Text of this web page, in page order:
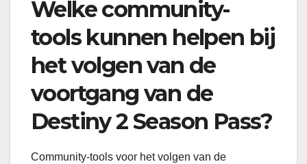
Welke community-
tools kunnen helpen bij
het volgen van de
voortgang van de
Destiny 2 Season Pass?
Community-tools voor het volgen van de